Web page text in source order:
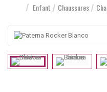
Enfant Chaussures